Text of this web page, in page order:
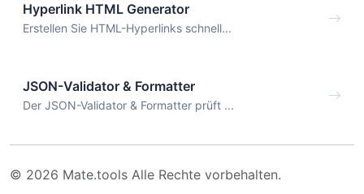
Hyperlink HTML Generator
Erstellen Sie HTML-Hyperlinks schnell...
JSON-Validator & Formatter
Der JSON-Validator & Formatter prüft ...
© 2026 Mate.tools Alle Rechte vorbehalten.